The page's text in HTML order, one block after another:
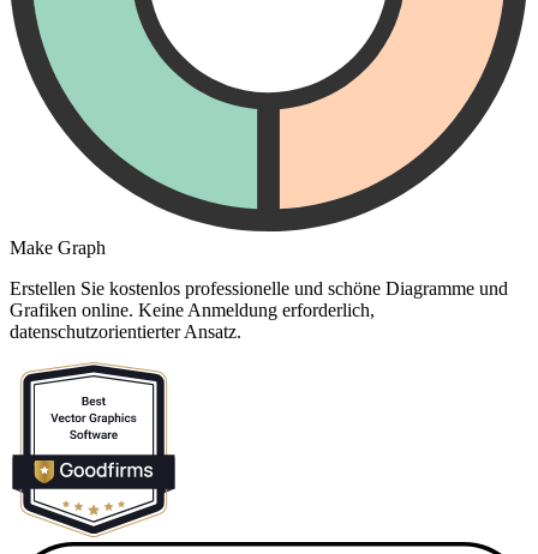
Make Graph
Erstellen Sie kostenlos professionelle und schöne Diagramme und
Grafiken online. Keine Anmeldung erforderlich,
datenschutzorientierter Ansatz.